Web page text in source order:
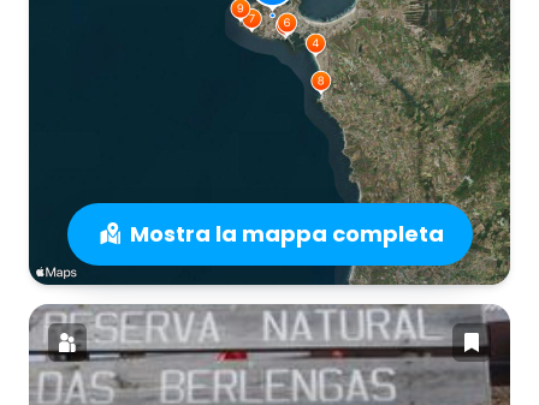
Mostra la mappa completa